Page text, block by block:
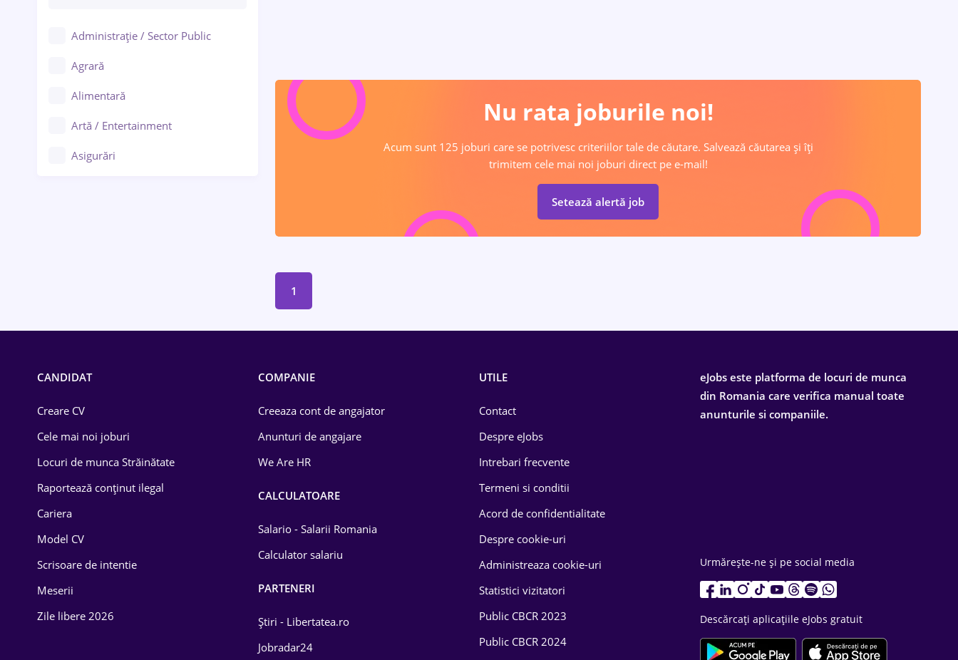
Administrație / Sector Public
Agrară
Alimentară
Artă / Entertainment
Asigurări
Drept
Imobiliară
IT / Telecom
Lemn / PVC
Mașini / Auto
Nu rata joburile noi!
Acum sunt 125 joburi care se potrivesc criteriilor tale de căutare. Salvează căutarea și îți
trimitem cele mai noi joburi direct pe e-mail!
Setează alertă job
1
CANDIDAT
Creare CV
Cele mai noi joburi
Locuri de munca Străinătate
Raportează conținut ilegal
Cariera
Model CV
Scrisoare de intentie
Meserii
Zile libere 2026
COMPANIE
Creeaza cont de angajator
Anunturi de angajare
We Are HR
CALCULATOARE
Salario - Salarii Romania
Calculator salariu
PARTENERI
Știri - Libertatea.ro
Jobradar24
UTILE
Contact
Despre eJobs
Intrebari frecvente
Termeni si conditii
Acord de confidentialitate
Despre cookie-uri
Administreaza cookie-uri
Statistici vizitatori
Public CBCR 2023
Public CBCR 2024
eJobs este platforma de locuri de munca
din Romania care verifica manual toate
anunturile si companiile.
Urmărește-ne și pe social media
Descărcați aplicațiile eJobs gratuit